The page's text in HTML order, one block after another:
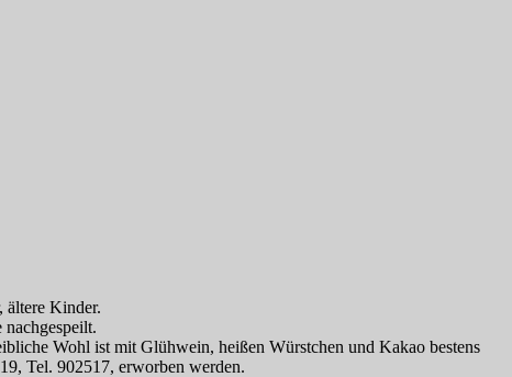
ältere Kinder.
Wohl ist mit Glühwein, heißen Würstchen und Kakao bestens
Tel. 902517, erworben werden.